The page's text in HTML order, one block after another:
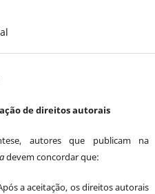
de direitos autorais
autores que publicam na
devem concordar que:
a aceitação, os direitos autorais